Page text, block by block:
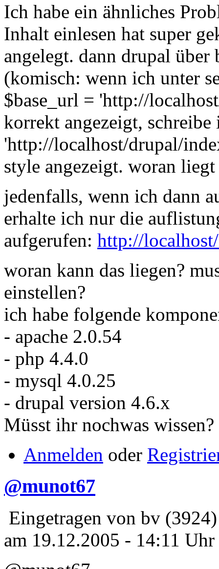
Ich habe ein ähnliches
Inhalt einlesen hat super
angelegt. dann drupal
(komisch: wenn ich unter
$base_url = 'http://
korrekt angezeigt, schreibe
'http://localhost/drupal/
style angezeigt. woran liegt
jedenfalls, wenn ich dann
erhalte ich nur die
aufgerufen: http://
woran kann das liegen?
einstellen?
ich habe folgende
- apache 2.0.54
- php 4.4.0
- mysql 4.0.25
- drupal version 4.6.x
Müsst ihr nochwas wissen?
Anmelden oder
@munot67
Eingetragen von bv (3924)
am 19.12.2005 - 14:11 Uhr